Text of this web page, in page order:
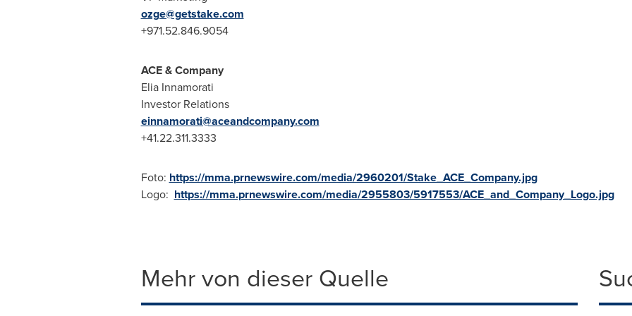
ozge@getstake.com
+971.52.846.9054
ACE & Company
Elia Innamorati
Investor Relations
einnamorati@aceandcompany.com
+41.22.311.3333
Foto: https://mma.prnewswire.com/media/2960201/Stake_ACE_Company.jpg
Logo: https://mma.prnewswire.com/media/2955803/5917553/ACE_and_Company_Logo.jpg
Mehr von dieser Quelle